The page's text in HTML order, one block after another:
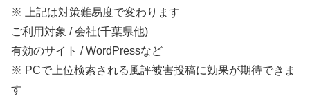
※ 上記は対策難易度で変わります
ご利用対象 / 会社(千葉県他)
有効のサイト / WordPressなど
※ PCで上位検索される風評被害投稿に効果が期待できま
す